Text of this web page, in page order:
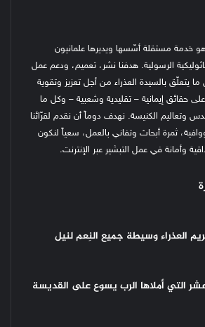
هو خدمة مستقلة أسّسها ويديرها علمانيون
الرسولية. هدفنا نشر، تعميم، ودعم عمل
يتعلّق بالسيدة العذراء من أجل تعزيز وتقوية
على حقائق إيمانية – تقليدية وشعبية – وكل ما
وتعاليم الكنيسة. نهدف دوماً أن نقدم لقرّائنا
ثمرة أبحاث وتفاني بالعمل، سعياً لنكون
وأمانة في عمل التبشير عبر الإنترنت.
العذراء وسيطة جميع النِعم لنيل
التي أملاها الرب يسوع على القديسة